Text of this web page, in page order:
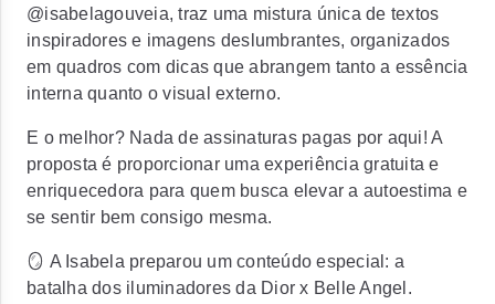
@isabelagouveia, traz uma mistura única de textos
inspiradores e imagens deslumbrantes, organizados
em quadros com dicas que abrangem tanto a essência
interna quanto o visual externo.
E o melhor? Nada de assinaturas pagas por aqui! A
proposta é proporcionar uma experiência gratuita e
enriquecedora para quem busca elevar a autoestima e
se sentir bem consigo mesma.
🪞 A Isabela preparou um conteúdo especial: a
batalha dos iluminadores da Dior x Belle Angel.